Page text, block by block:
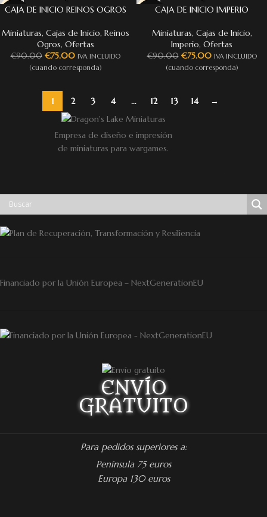
-17%
CAJA DE INICIO REINOS OGROS
Miniaturas, Cajas de Inicio, Reinos
Ogros, Ofertas
€90.00 €75.00 IVA INCLUIDO
(cuando corresponda)
CAJA DE INICIO IMPERIO
Miniaturas, Cajas de Inicio,
Imperio, Ofertas
€90.00 €75.00 IVA INCLUIDO
(cuando corresponda)
1 2 3 4 … 12 13 14 →
Empresa de diseño e impresión
de miniaturas para wargames.
Financiado por la Unión Europea – NextGenerationEU
ENVÍO
GRATUITO
Para pedidos superiores a:
Península 75 euros
Europa 130 euros